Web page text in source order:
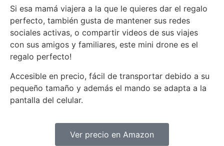
Si esa mamá viajera a la que le quieres dar el regalo
perfecto, también gusta de mantener sus redes
sociales activas, o compartir videos de sus viajes
con sus amigos y familiares, este mini drone es el
regalo perfecto!
Accesible en precio, fácil de transportar debido a su
pequeño tamaño y además el mando se adapta a la
pantalla del celular.
Ver precio en Amazon